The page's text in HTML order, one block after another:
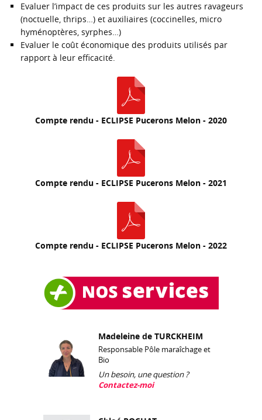
Evaluer l’impact de ces produits sur les autres ravageurs
(noctuelle, thrips…) et auxiliaires (coccinelles, micro
hyménoptères, syrphes…)
Evaluer le coût économique des produits utilisés par
rapport à leur efficacité.
Compte rendu - ECLIPSE Pucerons Melon - 2020
Compte rendu - ECLIPSE Pucerons Melon - 2021
Compte rendu - ECLIPSE Pucerons Melon - 2022
Madeleine de TURCKHEIM
Responsable Pôle maraîchage et
Bio
Un besoin, une question ?
Contactez-moi